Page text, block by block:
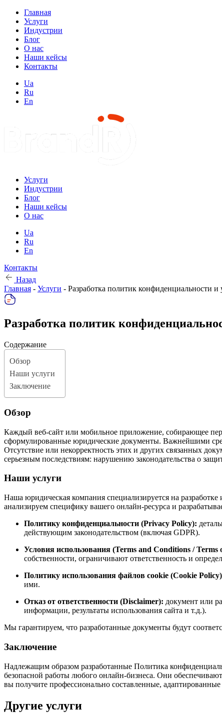
Главная
Услуги
Индустрии
Блог
О нас
Наши кейсы
Контакты
Ua
Ru
En
Услуги
Индустрии
Блог
Наши кейсы
О нас
Ua
Ru
En
Контакты
Назад
Главная - Услуги - Разработка политик конфиденциальности и
Разработка политик
Содержание
Обзор
Наши услуги
Заключение
Обзор
Каждый веб-сайт или мобильное приложение, собирающее
сформулированные юридические документы. Важнейшими
Отсутствие или некорректность этих и других связанных
серьезным последствиям: нарушению законодательства о
Наши услуги
Наша юридическая компания специализируется на
анализируем специфику вашего онлайн-ресурса и
Политику конфиденциальности (Privacy Policy):
действующим законодательством (включая GDPR).
Условия использования (Terms and Conditions / Terms
собственности, ограничивают ответственность и
Политику использования файлов cookie (Cookie
ими.
Отказ от ответственности (Disclaimer): документ или
информации, результаты использования сайта и т.д.).
Мы гарантируем, что разработанные документы будут
Заключение
Надлежащим образом разработанные Политика
безопасной работы любого онлайн-бизнеса. Они
вы получите профессионально составленные,
Другие услуги